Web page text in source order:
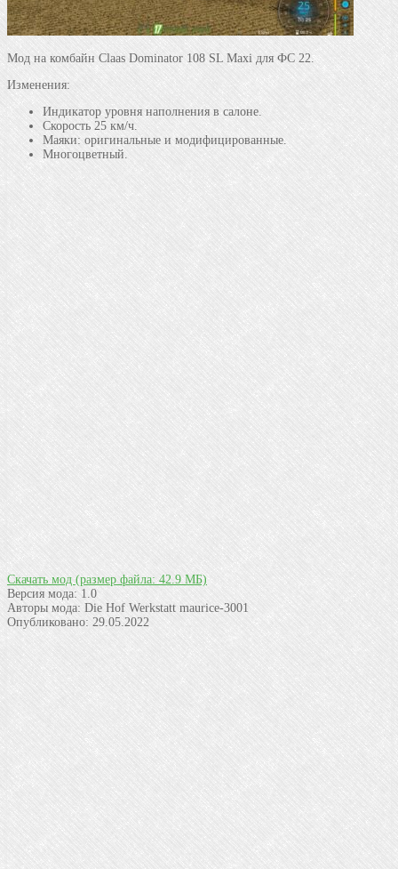
Мод на комбайн Claas Dominator 108 SL Maxi для ФС 22.
Изменения:
Индикатор уровня наполнения в салоне.
Скорость 25 км/ч.
Маяки: оригинальные и модифицированные.
Многоцветный.
Скачать мод (размер файла: 42.9 МБ)
Версия мода: 1.0
Авторы мода: Die Hof Werkstatt maurice-3001
Опубликовано: 29.05.2022